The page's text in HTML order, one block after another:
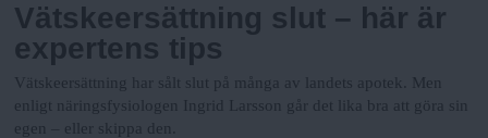
Vätskeersättning slut – här är
expertens tips
Vätskeersättning har sålt slut på många av landets apotek. Men
enligt näringsfysiologen Ingrid Larsson går det lika bra att göra sin
egen – eller skippa den.